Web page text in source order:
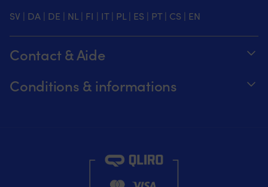
SV | DA | DE | NL | FI | IT| PL | ES | PT| CS | EN
Contact & Aide
Envoyez-nous un e-mail à info@moory.fr
Conditions & informations
Retours et remboursements
Conditions de vente